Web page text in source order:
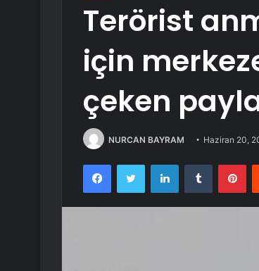
Terörist
için
çeken
NURCAN BAYRAM Haziran 20,
FacebookTwitter LinkedInTumblr